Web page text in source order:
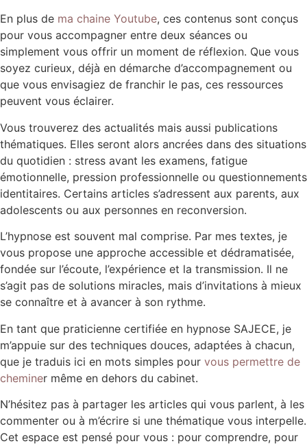
En plus de ma chaine Youtube, ces contenus sont conçus
pour vous accompagner entre deux séances ou
simplement vous offrir un moment de réflexion. Que vous
soyez curieux, déjà en démarche d’accompagnement ou
que vous envisagiez de franchir le pas, ces ressources
peuvent vous éclairer.
Vous trouverez des actualités mais aussi publications
thématiques. Elles seront alors ancrées dans des situations
du quotidien : stress avant les examens, fatigue
émotionnelle, pression professionnelle ou questionnements
identitaires. Certains articles s’adressent aux parents, aux
adolescents ou aux personnes en reconversion.
L’hypnose est souvent mal comprise. Par mes textes, je
vous propose une approche accessible et dédramatisée,
fondée sur l’écoute, l’expérience et la transmission. Il ne
s’agit pas de solutions miracles, mais d’invitations à mieux
se connaître et à avancer à son rythme.
En tant que praticienne certifiée en hypnose SAJECE, je
m’appuie sur des techniques douces, adaptées à chacun,
que je traduis ici en mots simples pour vous permettre de
cheminer même en dehors du cabinet.
N’hésitez pas à partager les articles qui vous parlent, à les
commenter ou à m’écrire si une thématique vous interpelle.
Cet espace est pensé pour vous : pour comprendre, pour